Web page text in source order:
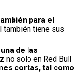
para el
también tiene sus
de las
no solo en Red Bull
cortas, tal como